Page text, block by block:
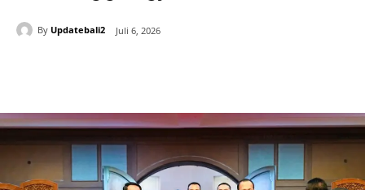
By Updatebali2 Juli 6, 2026